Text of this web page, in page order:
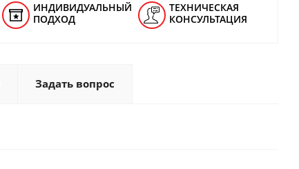
ИНДИВИДУАЛЬНЫЙ
ПОДХОД
ТЕХНИЧЕСКАЯ
КОНСУЛЬТАЦИЯ
Задать вопрос